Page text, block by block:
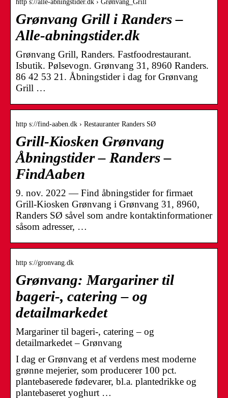
http s://alle-abningstider.dk › Grønvang_Grill
Grønvang Grill i Randers –
Alle-abningstider.dk
Grønvang Grill, Randers. Fastfoodrestaurant.
Isbutik. Pølsevogn. Grønvang 31, 8960 Randers.
86 42 53 21. Åbningstider i dag for Grønvang
Grill …
http s://find-aaben.dk › Restauranter Randers SØ
Grill-Kiosken Grønvang
Åbningstider – Randers –
FindAaben
9. nov. 2022 — Find åbningstider for firmaet
Grill-Kiosken Grønvang i Grønvang 31, 8960,
Randers SØ såvel som andre kontaktinformationer
såsom adresser, …
http s://gronvang.dk
Grønvang: Margariner til
bageri-, catering – og
detailmarkedet
Margariner til bageri-, catering – og
detailmarkedet – Grønvang
I dag er Grønvang et af verdens mest moderne
grønne mejerier, som producerer 100 pct.
plantebaserede fødevarer, bl.a. plantedrikke og
plantebaseret yoghurt …